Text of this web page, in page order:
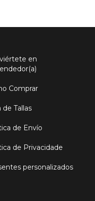
en
Comprar
de Tallas
de Envío
de Privacidade
personalizados